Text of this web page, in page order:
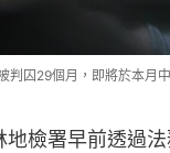
判囚29個月，即將於本月
地檢署早前透過